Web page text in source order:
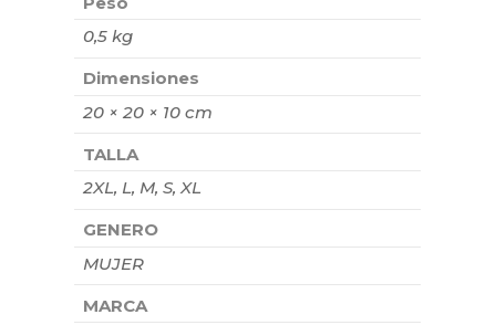
0,5 kg
Dimensiones
20 × 20 × 10 cm
TALLA
2XL, L, M, S, XL
GENERO
MUJER
MARCA